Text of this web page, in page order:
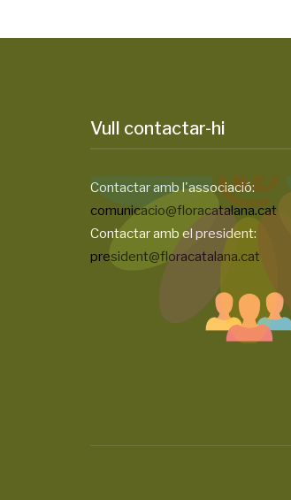
Vull contactar-hi
Contactar amb l'associació:
comunicacio@floracatalana.cat
Contactar amb el president:
president@floracatalana.cat